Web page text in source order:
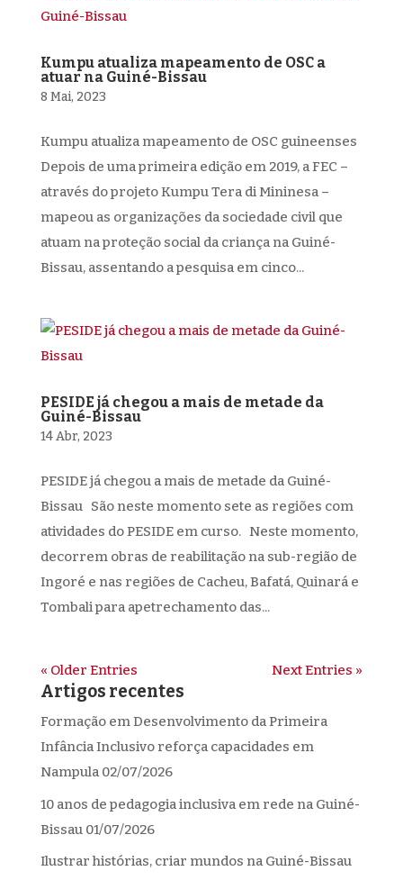
Kumpu atualiza mapeamento de OSC a
atuar na Guiné-Bissau
8 Mai, 2023
Kumpu atualiza mapeamento de OSC guineenses
Depois de uma primeira edição em 2019, a FEC –
através do projeto Kumpu Tera di Mininesa –
mapeou as organizações da sociedade civil que
atuam na proteção social da criança na Guiné-
Bissau, assentando a pesquisa em cinco...
PESIDE já chegou a mais de metade da
Guiné-Bissau
14 Abr, 2023
PESIDE já chegou a mais de metade da Guiné-
Bissau São neste momento sete as regiões com
atividades do PESIDE em curso. Neste momento,
decorrem obras de reabilitação na sub-região de
Ingoré e nas regiões de Cacheu, Bafatá, Quinará e
Tombali para apetrechamento das...
« Older Entries Next Entries »
Artigos recentes
Formação em Desenvolvimento da Primeira
Infância Inclusivo reforça capacidades em
Nampula 02/07/2026
10 anos de pedagogia inclusiva em rede na Guiné-
Bissau 01/07/2026
Ilustrar histórias, criar mundos na Guiné-Bissau